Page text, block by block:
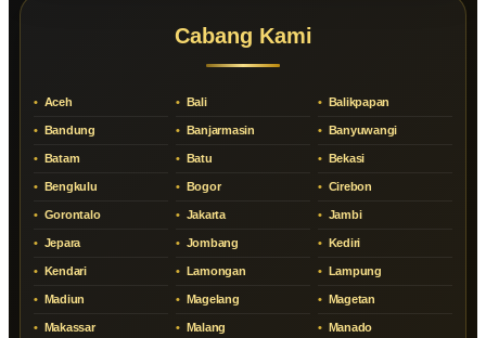
Cabang Kami
Aceh Bali Balikpapan
Bandung Banjarmasin Banyuwangi
Batam Batu Bekasi
Bengkulu Bogor Cirebon
Gorontalo Jakarta Jambi
Jepara Jombang Kediri
Kendari Lamongan Lampung
Madiun Magelang Magetan
Makassar Malang Manado